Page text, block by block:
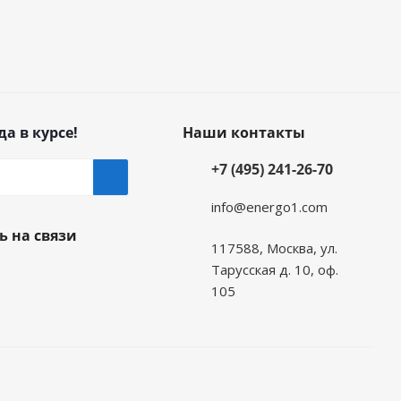
исполнениях IM1001, IM2001, IM1011,
IM1032). Типоразмер 4ПФМ200L исполнений
работу периодами 1500 ч . Далее требуется
в курсе!
на связи
Наши контакты
+7 (495) 241-26-70
info@energo1.com
117588, Москва, ул.
Тарусская д. 10, оф.
105